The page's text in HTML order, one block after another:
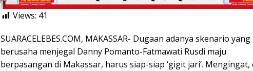
Views: 41
SUARACELEBES.COM, MAKASSAR- Dugaan adanya skenario yang
berusaha menjegal Danny Pomanto-Fatmawati Rusdi maju
berpasangan di Makassar, harus siap-siap ‘gigit jari’. Mengingat,